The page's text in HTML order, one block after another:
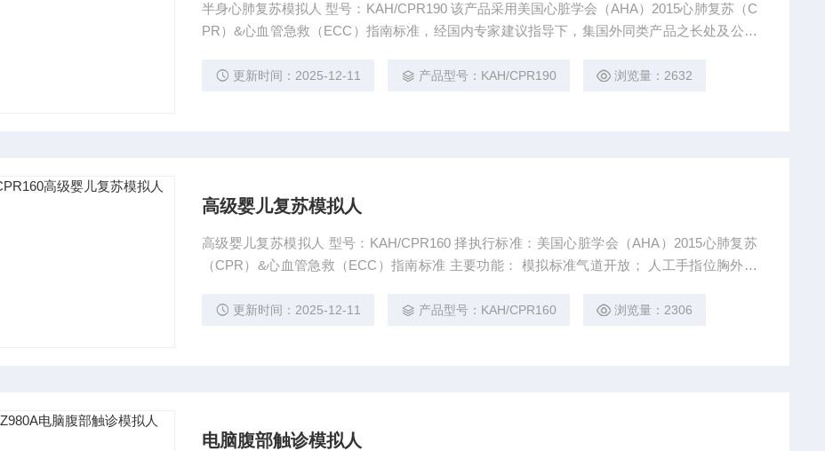
半身心肺复苏模拟人 型号：KAH/CPR190 该产品采用美国心脏学会（AHA）2015心肺复苏（C
PR）&心血管急救（ECC）指南标准，经国内专家建议指导下，集国外同类产品之长处及公司
学院校、医疗卫生系统培训使用的经济型第六代新产品。 择执行标准：美国心脏学会（AHA）
更新时间：2025-12-11 产品型号：KAH/CPR190 浏览量：2632
高级婴儿复苏模拟人
高级婴儿复苏模拟人 型号：KAH/CPR160 择执行标准：美国心脏学会（AHA）2015心肺复苏
（CPR）&心血管急救（ECC）指南标准 主要功能： 模拟标准气道开放； 人工手指位胸外按
域）、错误（3cm区域）的指示灯显示及错误的报警； 人工口对口呼吸（吹气）显示报警： 吹
更新时间：2025-12-11 产品型号：KAH/CPR160 浏览量：2306
电脑腹部触诊模拟人